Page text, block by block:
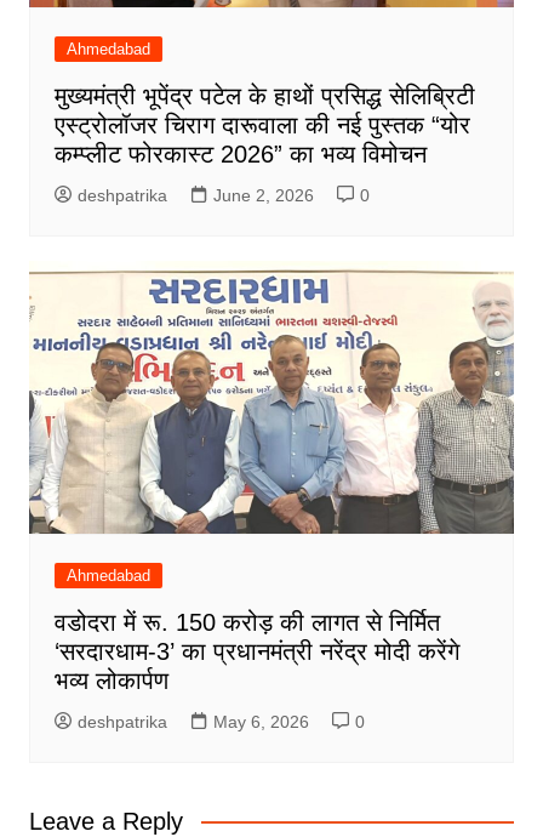
Ahmedabad
मुख्यमंत्री भूपेंद्र पटेल के हाथों प्रसिद्ध सेलिब्रिटी
एस्ट्रोलॉजर चिराग दारूवाला की नई पुस्तक “योर
कम्प्लीट फोरकास्ट 2026” का भव्य विमोचन
deshpatrika June 2, 2026 0
Ahmedabad
वडोदरा में रू. 150 करोड़ की लागत से निर्मित
‘सरदारधाम-3’ का प्रधानमंत्री नरेंद्र मोदी करेंगे
भव्य लोकार्पण
deshpatrika May 6, 2026 0
Leave a Reply